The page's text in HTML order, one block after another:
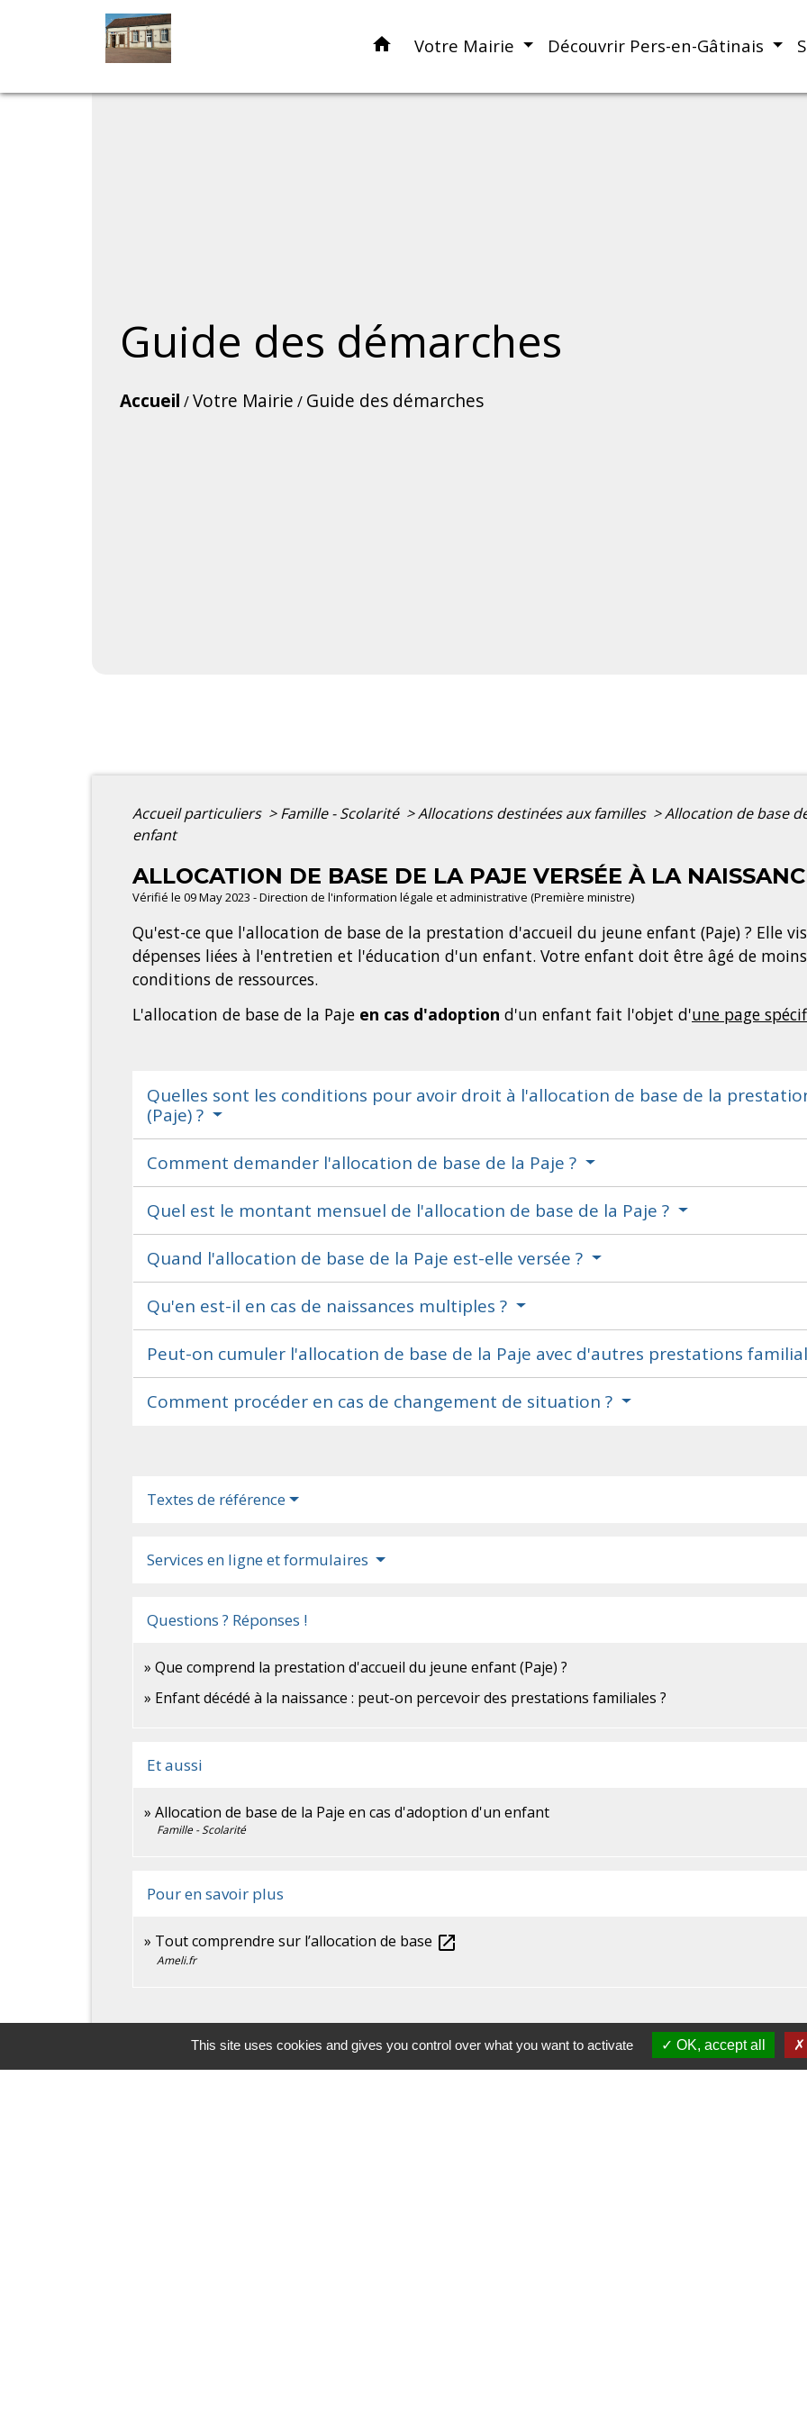
home Votre Mairie Découvrir Pers-en-Gâtinais
Guide des démarches
Accueil /Votre Mairie / Guide des démarches
Accueil particuliers > Famille - Scolarité >Allocations destinées aux familles >Allocation de base
enfant
ALLOCATION DE BASE DE LA PAJE VERSÉE À LA
Vérifié le 09 May 2023 - Direction de l'information légale et administrative (Première ministre)
Qu'est-ce que l'allocation de base de la prestation d'accueil du jeune enfant (Paje) ? Elle
dépenses liées à l'entretien et l'éducation d'un enfant. Votre enfant doit être âgé de moins
conditions de ressources.
L'allocation de base de la Paje en cas d'adoption d'un enfant fait l'objet d'une page
Quelles sont les conditions pour avoir droit à l'allocation de base de la
(Paje) ?
Comment demander l'allocation de base de la Paje ?
Quel est le montant mensuel de l'allocation de base de la Paje ?
Quand l'allocation de base de la Paje est-elle versée ?
Qu'en est-il en cas de naissances multiples ?
Peut-on cumuler l'allocation de base de la Paje avec d'autres prestations
Comment procéder en cas de changement de situation ?
Textes de référence
Services en ligne et formulaires
Questions ? Réponses !
Que comprend la prestation d'accueil du jeune enfant (Paje) ?
Enfant décédé à la naissance : peut-on percevoir des prestations familiales ?
Et aussi
Allocation de base de la Paje en cas d'adoption d'un enfant
Famille - Scolarité
Pour en savoir plus
Tout comprendre sur l’allocation de base open_in_new
Ameli.fr
This site uses cookies and gives you control over what you want to activate OK, accept all